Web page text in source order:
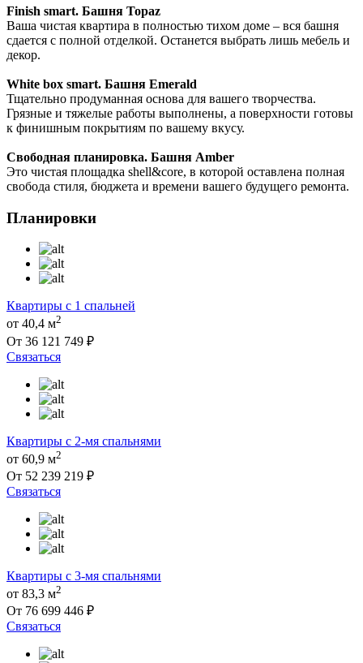
Finish smart. Башня Topaz
Ваша чистая квартира в полностью тихом доме – вся башня
сдается с полной отделкой. Останется выбрать лишь мебель и
декор.
White box smart. Башня Emerald
Тщательно продуманная основа для вашего творчества.
Грязные и тяжелые работы выполнены, а поверхности готовы
к финишным покрытиям по вашему вкусу.
Свободная планировка. Башня Amber
Это чистая площадка shell&core, в которой оставлена полная
свобода стиля, бюджета и времени вашего будущего ремонта.
Планировки
Квартиры с 1 спальней
от 40,4 м2
От 36 121 749 ₽
Связаться
Квартиры с 2-мя спальнями
от 60,9 м2
От 52 239 219 ₽
Связаться
Квартиры с 3-мя спальнями
от 83,3 м2
От 76 699 446 ₽
Связаться